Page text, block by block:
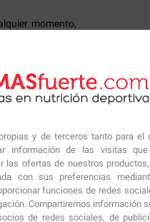
y de terceros tanto para
información de las visitas
las ofertas de nuestros
con sus preferencias
funciones de redes
Compartiremos información
de redes sociales, de
momento,
Zero
versión.
propiedades
E, zinc, sodio y